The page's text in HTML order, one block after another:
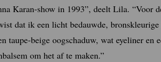
Karan-show in 1993”, deelt Lila. “Voor
dat ik een licht bedauwde,
taupe-beige oogschaduw, wat eyeliner en
om het af te maken.”